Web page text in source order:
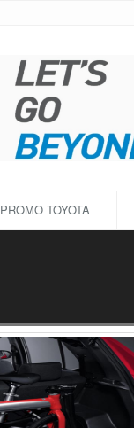
PROMO TOYOTA